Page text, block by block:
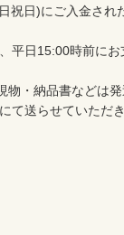
日)にご入金され
平日15:00時前に
・納品書などは発
送らせていただき